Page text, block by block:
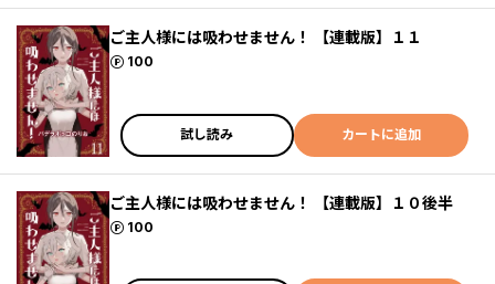
ご主人様には吸わせません！ 【連載版】１１
100
ポイント
試し読み カートに追加
ご主人様には吸わせません！ 【連載版】１０後半
100
ポイント